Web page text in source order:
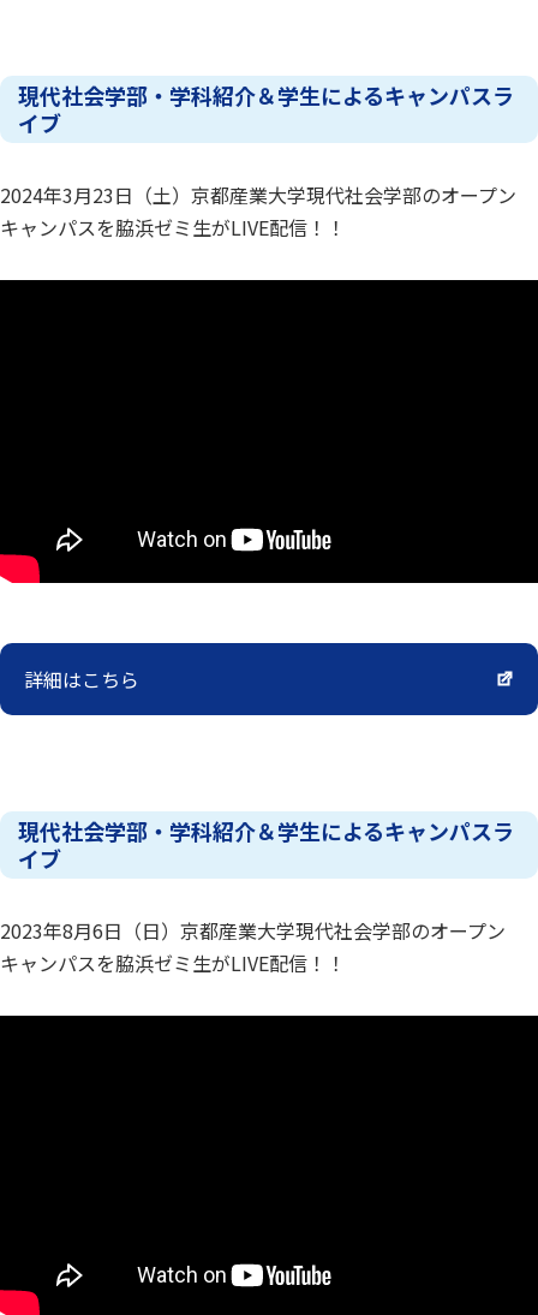
現代社会学部・学科紹介＆学生によるキャンパスラ
イブ
2024年3月23日（土）京都産業大学現代社会学部のオープン
キャンパスを脇浜ゼミ生がLIVE配信！！
詳細はこちら
現代社会学部・学科紹介＆学生によるキャンパスラ
イブ
2023年8月6日（日）京都産業大学現代社会学部のオープン
キャンパスを脇浜ゼミ生がLIVE配信！！